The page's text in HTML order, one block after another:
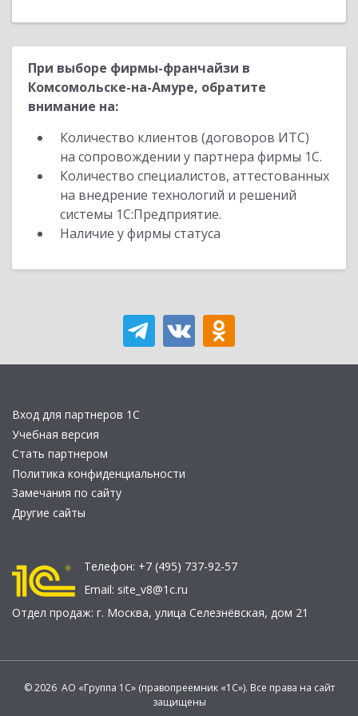
При выборе фирмы-франчайзи в
Комсомольске-на-Амуре, обратите
внимание на:
Количество клиентов (договоров ИТС)
на сопровождении у партнера фирмы 1С.
Количество специалистов, аттестованных
на внедрение технологий и решений
системы 1С:Предприятие.
Наличие у фирмы статуса
Вход для партнеров 1С
Учебная версия
Стать партнером
Политика конфиденциальности
Замечания по сайту
Другие сайты
Телефон: +7 (495) 737-92-57
Email: site_v8@1c.ru
Отдел продаж: г. Москва, улица Селезнёвская, дом 21
© 2026 АО «Группа 1С» (правопреемник «1С»). Все права на сайт
защищены